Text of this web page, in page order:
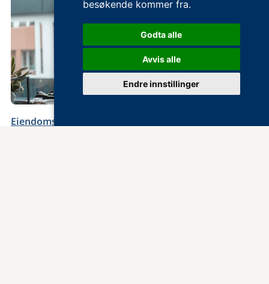
besøkende kommer fra.
Godta alle
Avvis alle
Endre innstillinger
Eiendomsrådgivning